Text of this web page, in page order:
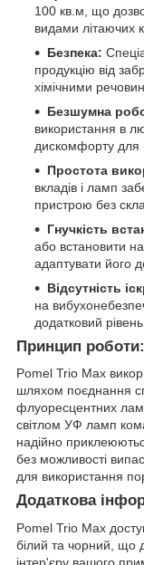
100 кв.м, що
видами літаючих
Безпека:
продукцію від
хімічними
Безшумна
використання в
дискомфорту для
Простота
вкладів і ламп
пристрою без
Гнучкість
або встановити
адаптувати його
Відсутність
на
додатковий
Принцип роботи:
Pomel Trio Max
шляхом поєднання
флуоресцентних
світлом УФ ламп
надійно
без можливості
для використання
Додаткова
Pomel Trio Max
білий та чорний, що